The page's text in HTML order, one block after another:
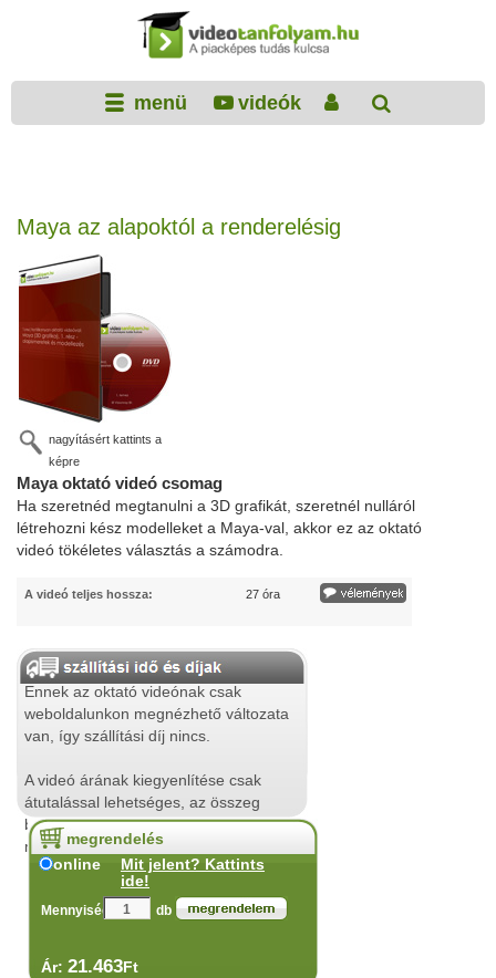
menü videók
Maya az alapoktól a renderelésig
nagyításért kattints a
képre
Maya oktató videó csomag
Ha szeretnéd megtanulni a 3D grafikát, szeretnél nulláról
létrehozni kész modelleket a Maya-val, akkor ez az oktató
videó tökéletes választás a számodra.
A videó teljes hossza: 27 óra
Ennek az oktató videónak csak
weboldalunkon megnézhető változata
van, így szállítási díj nincs.
A videó árának kiegyenlítése csak
átutalással lehetséges, az összeg
beérkezése után a videó
megnézhetővé válik.
megrendelés
online
Mit jelent? Kattints
ide!
Mennyiség: db
Ár: 21.463Ft